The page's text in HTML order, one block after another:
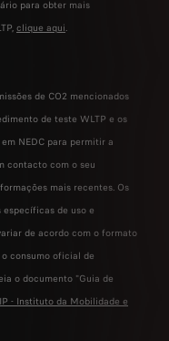
para obter mais
clique aqui.
de CO2 mencionados
de teste WLTP e os
NEDC para permitir a
contacto com o seu
mais recentes. Os
de uso e
de acordo com o formato
consumo oficial de
o documento "Guia de
- Instituto da Mobilidade e